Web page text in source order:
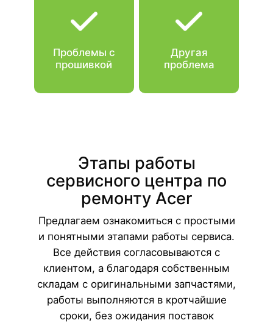
Проблемы с
прошивкой
Другая
проблема
Этапы работы
сервисного центра по
ремонту Acer
Предлагаем ознакомиться с простыми
и понятными этапами работы сервиса.
Все действия согласовываются с
клиентом, а благодаря собственным
складам с оригинальными запчастями,
работы выполняются в кротчайшие
сроки, без ожидания поставок